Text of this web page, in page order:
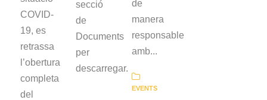
COVID-
19, es
retrassa
l’obertura
completa
del
secció
de
Documents
per
descarregar.
de
manera
responsable
amb...
EVENTS